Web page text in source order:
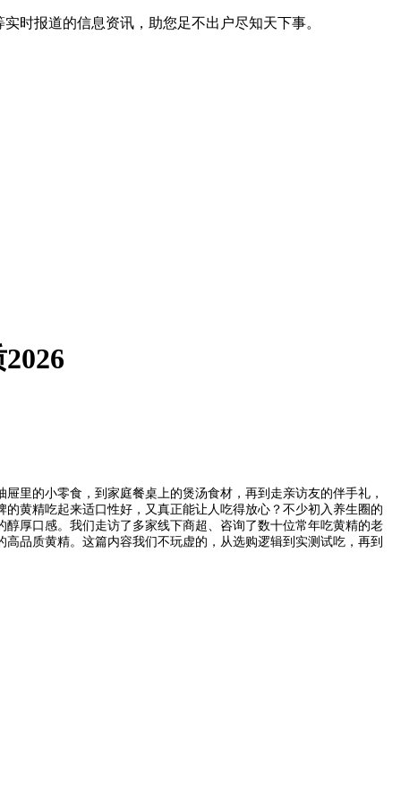
时报道的信息资讯，助您足不出户尽知天下事。
里的小零食，到家庭餐桌上的煲汤食材，再到走亲访友的伴手礼，
黄精吃起来适口性好，又真正能让人吃得放心？不少初入养生圈的
厚口感。我们走访了多家线下商超、咨询了数十位常年吃黄精的老
品质黄精。这篇内容我们不玩虚的，从选购逻辑到实测试吃，再到